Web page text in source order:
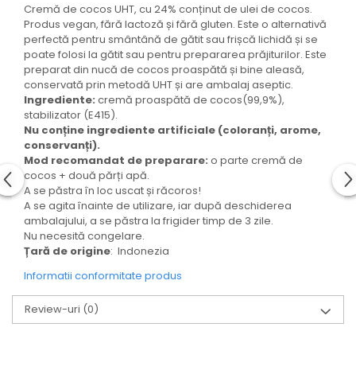
Cremă de cocos UHT, cu 24% conținut de ulei de cocos.
Produs vegan, fără lactoză și fără gluten. Este o alternativă
perfectă pentru smântână de gătit sau frișcă lichidă și se
poate folosi la gătit sau pentru prepararea prăjiturilor. Este
preparat din nucă de cocos proaspătă și bine aleasă,
conservată prin metodă UHT și are ambalaj aseptic.
Ingrediente: cremă proaspătă de cocos(99,9%),
stabilizator (E415).
Nu conține ingrediente artificiale (coloranți, arome,
conservanți).
Mod recomandat de preparare: o parte cremă de
cocos + două părți apă.
A se păstra în loc uscat și răcoros!
A se agita înainte de utilizare, iar după deschiderea
ambalajului, a se păstra la frigider timp de 3 zile.
Nu necesită congelare.
Țară de origine: Indonezia
Informatii conformitate produs
Review-uri (0)